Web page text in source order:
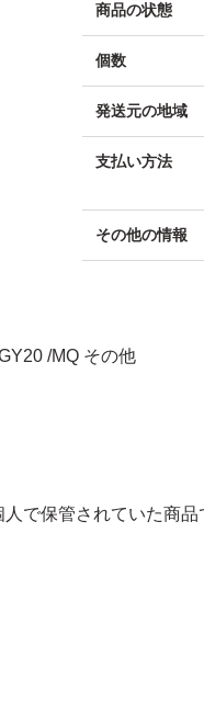
商品の状態
個数
発送元の地域
支払い方法
その他の情報